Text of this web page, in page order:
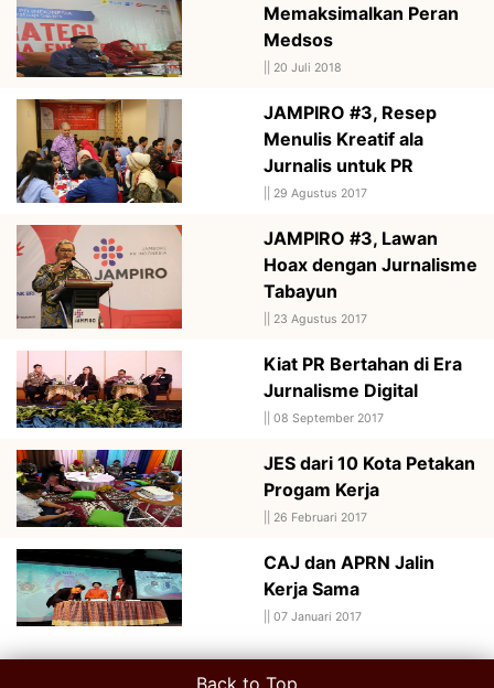
Memaksimalkan Peran
Medsos
20 Juli 2018
JAMPIRO #3, Resep
Menulis Kreatif ala
Jurnalis untuk PR
29 Agustus 2017
JAMPIRO #3, Lawan
Hoax dengan Jurnalisme
Tabayun
23 Agustus 2017
Kiat PR Bertahan di Era
Jurnalisme Digital
08 September 2017
JES dari 10 Kota Petakan
Progam Kerja
26 Februari 2017
CAJ dan APRN Jalin
Kerja Sama
07 Januari 2017
Back to Top